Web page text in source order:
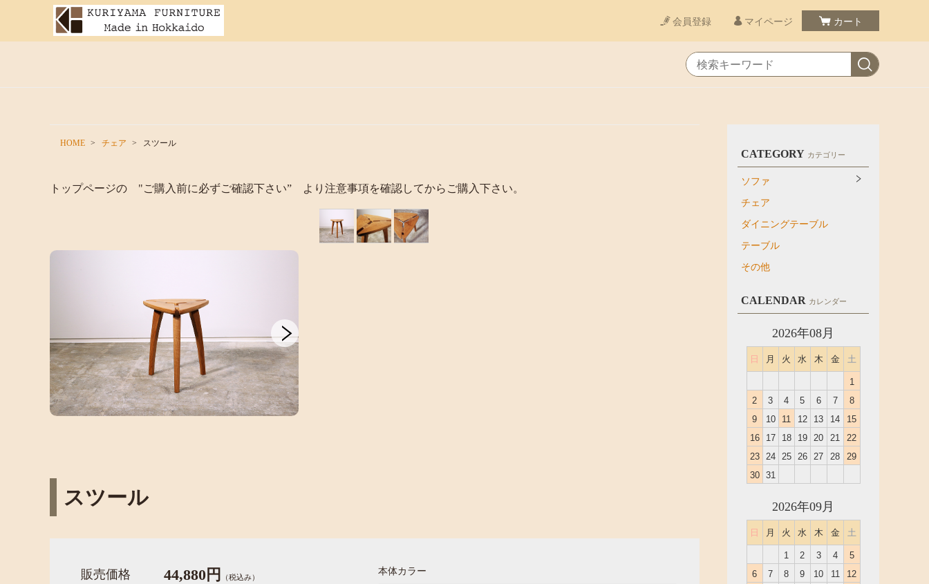
会員登録 マイページ カート
HOME チェア スツール
トップページの "ご購入前に必ずご確認下さい” より注意事項を確認してからご購入下さい。
スツール
販売価格 44,880円 （税込み）
本体カラー
CATEGORY カテゴリー
ソファ
チェア
ダイニングテーブル
テーブル
その他
CALENDAR カレンダー
2026年08月
日 月 火 水 木 金 土
1
2
3 4 5 6 7
8
9
10 11 12 13 14
15
16
17 18 19 20 21
22
23
24 25 26 27 28
29
30
31
2026年09月
日 月 火 水 木 金 土
1 2 3 4
5
6
7 8 9 10 11
12